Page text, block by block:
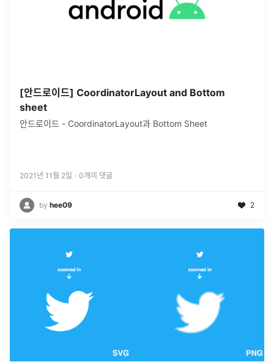
[안드로이드] CoordinatorLayout and Bottom
sheet
안드로이드 - CoordinatorLayout과 Bottom Sheet
2021년 11월 2일 · 0개의 댓글
by hee09 2